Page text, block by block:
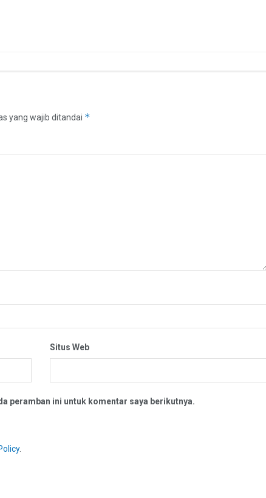
yang wajib ditandai *
Situs Web
peramban ini untuk komentar saya berikutnya.
.